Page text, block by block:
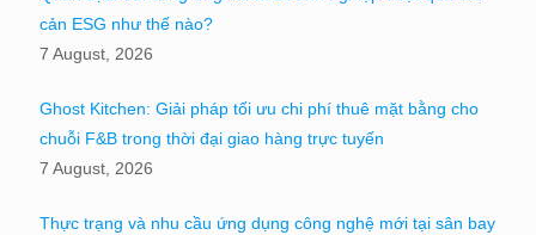
cản ESG như thế nào?
7 August, 2026
Ghost Kitchen: Giải pháp tối ưu chi phí thuê mặt bằng cho
chuỗi F&B trong thời đại giao hàng trực tuyến
7 August, 2026
Thực trạng và nhu cầu ứng dụng công nghệ mới tại sân bay